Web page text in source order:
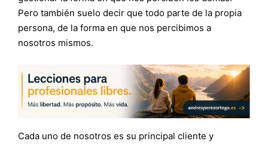
Pero también suelo decir que todo parte de la propia
persona, de la forma en que nos percibimos a
nosotros mismos.
Cada uno de nosotros es su principal cliente y